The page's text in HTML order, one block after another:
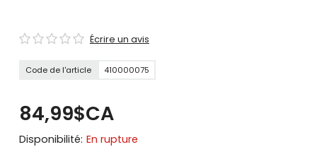
Écrire un avis
Code de l'article 410000075
84,99$CA
Disponibilité: En rupture